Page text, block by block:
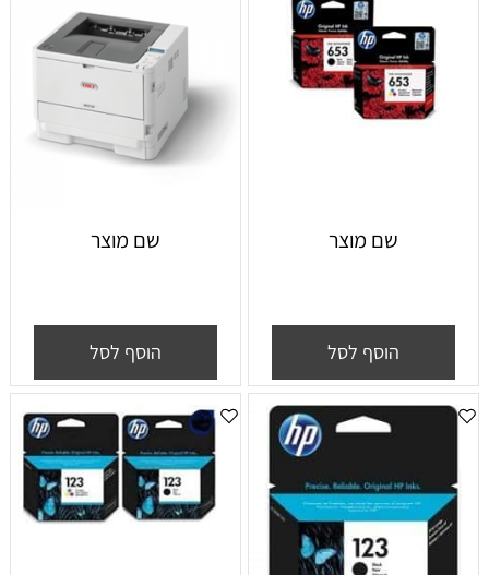
שם מוצר
הוסף לסל
שם מוצר
הוסף לסל